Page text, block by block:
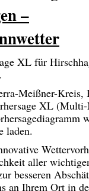
–
XL für
Meißner-Kreis,
XL
laden.
aller
besseren
an Ihrem Ort in